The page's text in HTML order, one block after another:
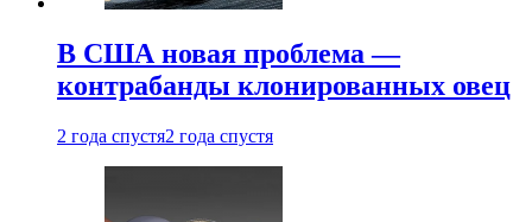
В США новая проблема —
контрабанды клонированных овец
2 года спустя2 года спустя